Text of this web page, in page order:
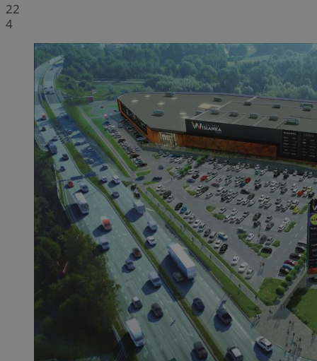
22
4